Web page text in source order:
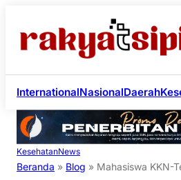
InternationalNasionalDaerah
KesehatanNews
Beranda » Blog » Mahasiswa KKN-